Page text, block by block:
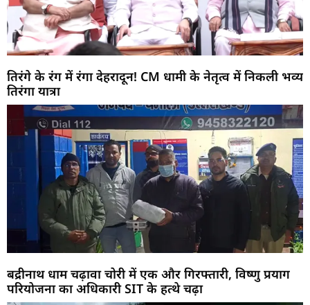
तिरंगे के रंग में रंगा देहरादून! CM धामी के नेतृत्व में निकली भव्य
तिरंगा यात्रा
बद्रीनाथ धाम चढ़ावा चोरी में एक और गिरफ्तारी, विष्णु प्रयाग
परियोजना का अधिकारी SIT के हत्थे चढ़ा